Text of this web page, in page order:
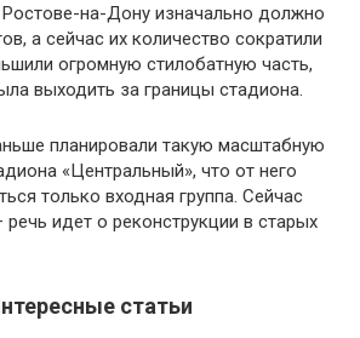
Ростове-на-Дону изначально должно
а сейчас их количество сократили
огромную стилобатную часть,
выходить за границы стадиона.
планировали такую масштабную
«Центральный», что от него
только входная группа. Сейчас
идет о реконструкции в старых
статьи